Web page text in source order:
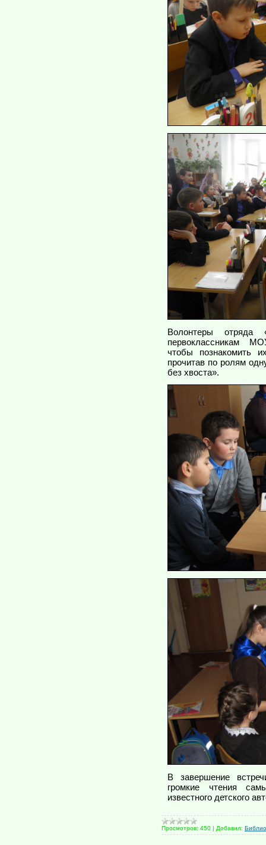
Волонтеры
первоклассникам
чтобы познакомить
прочитав по ролям
без хвоста».
В завершение
громкие чтения
известного детского
Просмотров: 450 | Добавил: